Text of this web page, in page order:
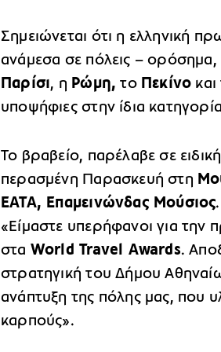
Σημειώνεται ότι η ελληνική
ανάμεσα σε πόλεις –
Παρίσι, η Ρώμη, το Πεκίνο
υποψήφιες στην ίδια
Το βραβείο, παρέλαβε σε
περασμένη Παρασκευή στη
ΕΑΤΑ, Επαμεινώνδας Μούσιος
«Είμαστε υπερήφανοι για την
στα World Travel Awards.
στρατηγική του Δήμου
ανάπτυξη της πόλης μας, που
καρπούς».